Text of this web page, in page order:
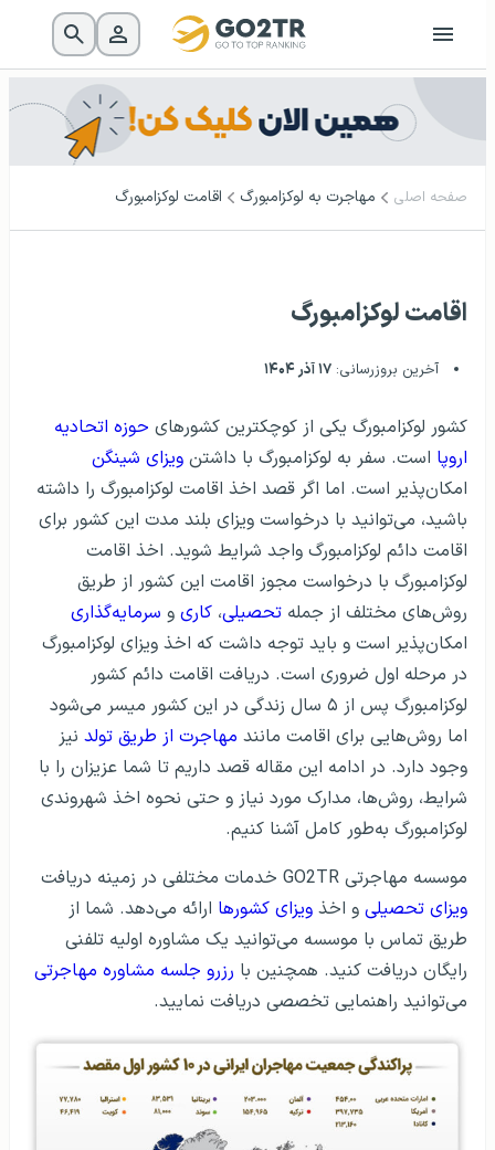
صفحه اصلی مهاجرت به لوکزامبورگ اقامت لوکزامبورگ
اقامت لوکزامبورگ
آخرین بروزرسانی: ۱۷ آذر ۱۴۰۴
کشور لوکزامبورگ یکی از کوچکترین کشورهای حوزه اتحادیه
اروپا است. سفر به لوکزامبورگ با داشتن ویزای شینگن
امکان‌پذیر است. اما اگر قصد اخذ اقامت لوکزامبورگ را داشته
باشید، می‌توانید با درخواست ویزای بلند مدت این کشور برای
اقامت دائم لوکزامبورگ واجد شرایط شوید. اخذ اقامت
لوکزامبورگ با درخواست مجوز اقامت این کشور از طریق
روش‌های مختلف از جمله تحصیلی، کاری و سرمایه‌گذاری
امکان‌پذیر است و باید توجه داشت که اخذ ویزای لوکزامبورگ
در مرحله اول ضروری است. دریافت اقامت دائم کشور
لوکزامبورگ پس از ۵ سال زندگی در این کشور میسر می‌شود
اما روش‌هایی برای اقامت مانند مهاجرت از طریق تولد نیز
وجود دارد. در ادامه این مقاله قصد داریم تا شما عزیزان را با
شرایط، روش‌ها، مدارک مورد نیاز و حتی نحوه اخذ شهروندی
لوکزامبورگ به‌‌طور کامل آشنا کنیم.
موسسه مهاجرتی GO2TR خدمات مختلفی در زمینه دریافت
ویزای تحصیلی و اخذ ویزای کشورها ارائه می‌دهد. شما از
طریق تماس با موسسه می‌توانید یک مشاوره اولیه تلفنی
رایگان دریافت کنید. همچنین با رزرو جلسه مشاوره مهاجرتی
می‌توانید راهنمایی تخصصی دریافت نمایید.